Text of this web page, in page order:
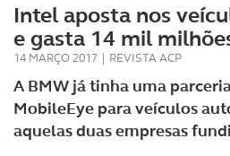
Intel aposta nos
e gasta 14 mil
14 MARÇO 2017 | REVISTA ACP
A BMW já tinha uma
MobileEye para veículos
aquelas duas empresas